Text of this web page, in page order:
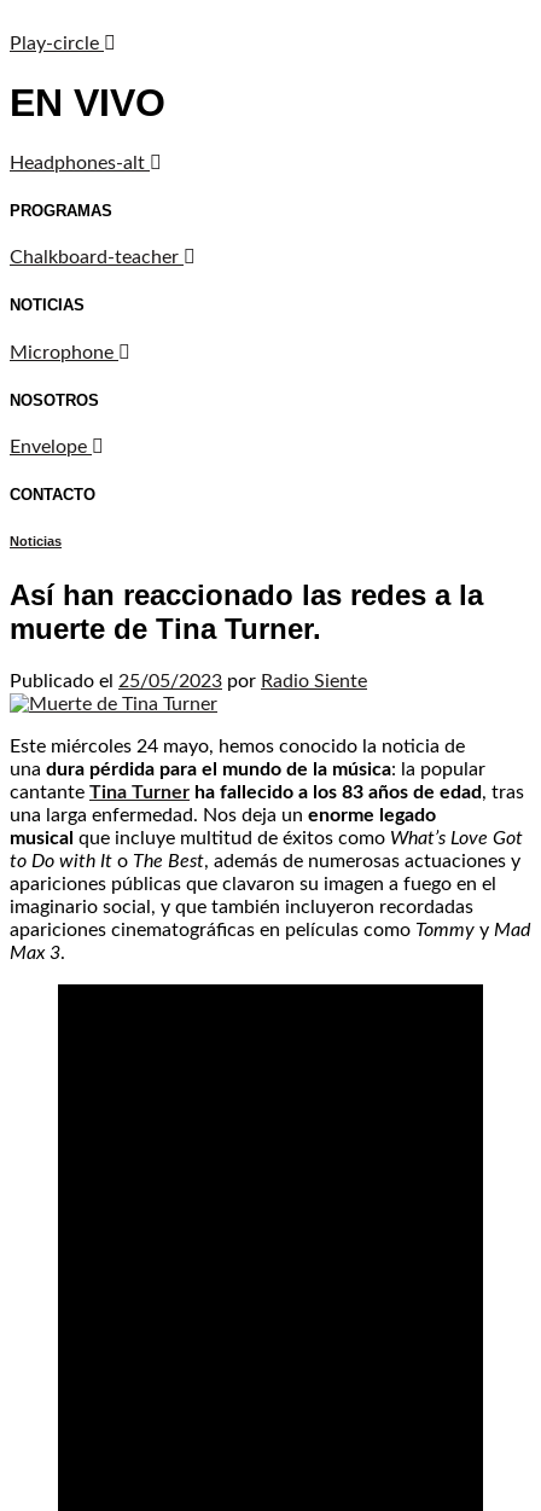
Play-circle
EN VIVO
Headphones-alt
PROGRAMAS
Chalkboard-teacher
NOTICIAS
Microphone
NOSOTROS
Envelope
CONTACTO
Noticias
Así han reaccionado las redes a la
muerte de Tina Turner.
Publicado el 25/05/2023 por Radio Siente
Este miércoles 24 mayo, hemos conocido la noticia de
una dura pérdida para el mundo de la música: la popular
cantante Tina Turner ha fallecido a los 83 años de edad, tras
una larga enfermedad. Nos deja un enorme legado
musical que incluye multitud de éxitos como What’s Love Got
to Do with It o The Best, además de numerosas actuaciones y
apariciones públicas que clavaron su imagen a fuego en el
imaginario social, y que también incluyeron recordadas
apariciones cinematográficas en películas como Tommy y Mad
Max 3.